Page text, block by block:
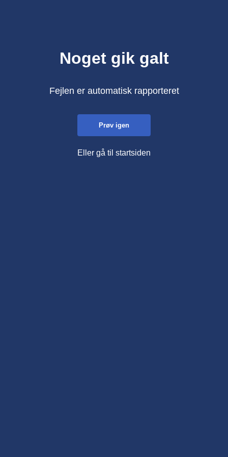
Noget gik galt
Fejlen er automatisk rapporteret
Prøv igen
Eller gå til startsiden